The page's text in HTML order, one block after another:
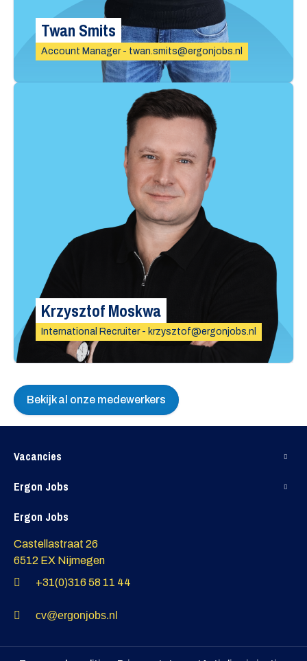
Twan Smits
Account Manager - twan.smits@ergonjobs.nl
Krzysztof Moskwa
International Recruiter - krzysztof@ergonjobs.nl
Bekijk al onze medewerkers
Vacancies
Ergon Jobs
Ergon Jobs
Castellastraat 26
6512 EX Nijmegen
+31(0)316 58 11 44
cv@ergonjobs.nl